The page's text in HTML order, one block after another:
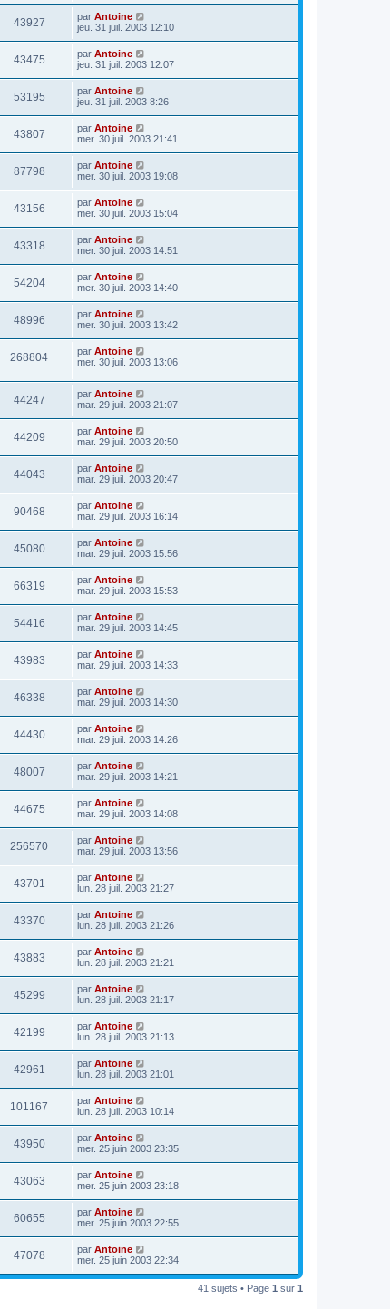
43927 par Antoine
jeu. 31 juil. 2003 12:10
43475 par Antoine
jeu. 31 juil. 2003 12:07
53195 par Antoine
jeu. 31 juil. 2003 8:26
43807 par Antoine
mer. 30 juil. 2003 21:41
87798 par Antoine
mer. 30 juil. 2003 19:08
43156 par Antoine
mer. 30 juil. 2003 15:04
43318 par Antoine
mer. 30 juil. 2003 14:51
54204 par Antoine
mer. 30 juil. 2003 14:40
48996 par Antoine
mer. 30 juil. 2003 13:42
268804 par Antoine
mer. 30 juil. 2003 13:06
44247 par Antoine
mar. 29 juil. 2003 21:07
44209 par Antoine
mar. 29 juil. 2003 20:50
44043 par Antoine
mar. 29 juil. 2003 20:47
90468 par Antoine
mar. 29 juil. 2003 16:14
45080 par Antoine
mar. 29 juil. 2003 15:56
66319 par Antoine
mar. 29 juil. 2003 15:53
54416 par Antoine
mar. 29 juil. 2003 14:45
43983 par Antoine
mar. 29 juil. 2003 14:33
46338 par Antoine
mar. 29 juil. 2003 14:30
44430 par Antoine
mar. 29 juil. 2003 14:26
48007 par Antoine
mar. 29 juil. 2003 14:21
44675 par Antoine
mar. 29 juil. 2003 14:08
256570 par Antoine
mar. 29 juil. 2003 13:56
43701 par Antoine
lun. 28 juil. 2003 21:27
43370 par Antoine
lun. 28 juil. 2003 21:26
43883 par Antoine
lun. 28 juil. 2003 21:21
45299 par Antoine
lun. 28 juil. 2003 21:17
42199 par Antoine
lun. 28 juil. 2003 21:13
42961 par Antoine
lun. 28 juil. 2003 21:01
101167 par Antoine
lun. 28 juil. 2003 10:14
43950 par Antoine
mer. 25 juin 2003 23:35
43063 par Antoine
mer. 25 juin 2003 23:18
60655 par Antoine
mer. 25 juin 2003 22:55
47078 par Antoine
mer. 25 juin 2003 22:34
41 sujets • Page 1 sur 1